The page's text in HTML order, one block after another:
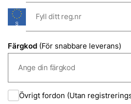
Färgkod (För snabbare leverans)
Övrigt fordon (Utan